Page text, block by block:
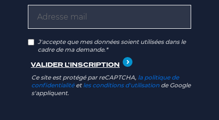
J'accepte que mes données soient utilisées dans le
cadre de ma demande.*
Ce site est protégé par reCAPTCHA, la politique de
confidentialitéet les conditions d'utilisation de Google
s'appliquent.